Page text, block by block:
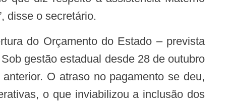
disse o secretário.
gestão estadual desde 28 de outubro
O atraso no pagamento se deu,
o que inviabilizou a inclusão dos